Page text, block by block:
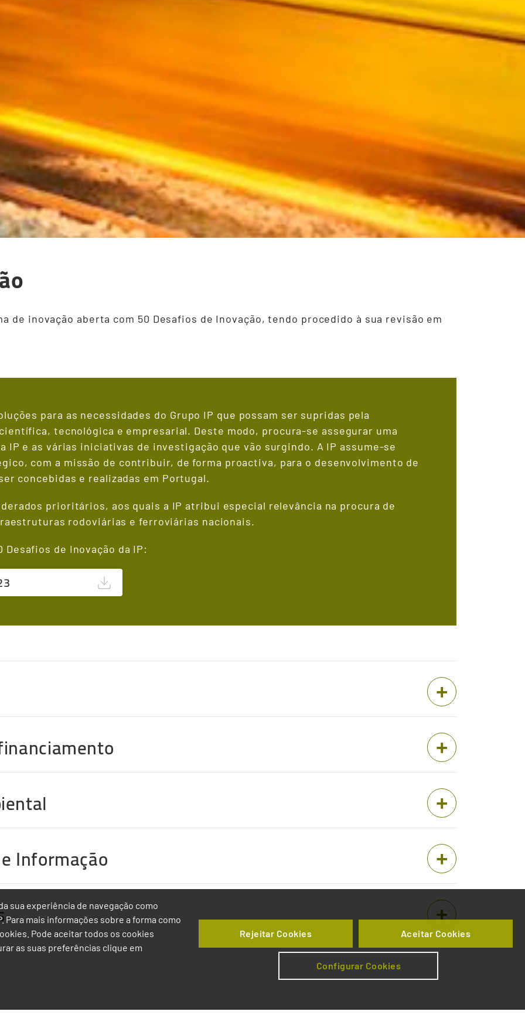
de inovação aberta com 50 Desafios de Inovação, tendo procedido à sua revisão em
para as necessidades do Grupo IP que possam ser supridas pela
tecnológica e empresarial. Deste modo, procura-se assegurar uma
IP e as várias iniciativas de investigação que vão surgindo. A IP assume-se
com a missão de contribuir, de forma proactiva, para o desenvolvimento de
concebidas e realizadas em Portugal.
prioritários, aos quais a IP atribui especial relevância na procura de
rodoviárias e ferroviárias nacionais.
Desafios de Inovação da IP:
Informação
sua experiência de navegação como
mais informações sobre a forma como
Pode aceitar todos os cookies
as suas preferências clique em
Configurar Cookies
Rejeitar Cookies Aceitar Cookies